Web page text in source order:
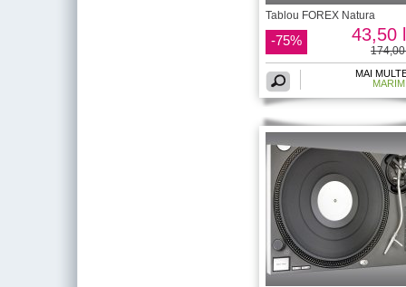
Tablou FOREX Natura
-75% 43,50
MAI